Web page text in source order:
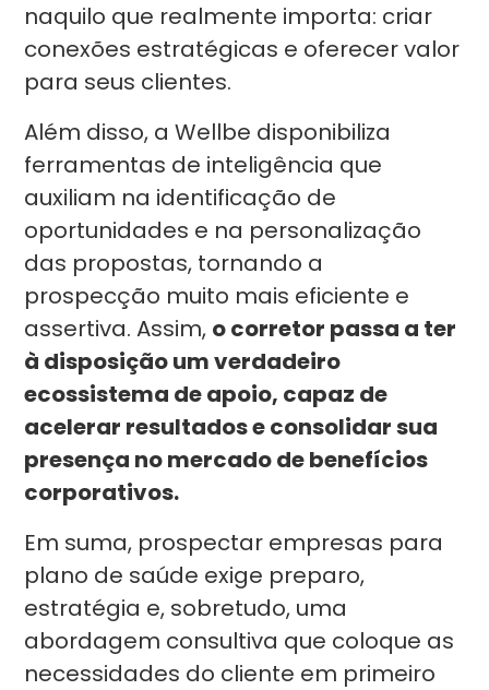
naquilo que realmente importa: criar
conexões estratégicas e oferecer valor
para seus clientes.
Além disso, a Wellbe disponibiliza
ferramentas de inteligência que
auxiliam na identificação de
oportunidades e na personalização
das propostas, tornando a
prospecção muito mais eficiente e
assertiva. Assim, o corretor passa a ter
à disposição um verdadeiro
ecossistema de apoio, capaz de
acelerar resultados e consolidar sua
presença no mercado de benefícios
corporativos.
Em suma, prospectar empresas para
plano de saúde exige preparo,
estratégia e, sobretudo, uma
abordagem consultiva que coloque as
necessidades do cliente em primeiro